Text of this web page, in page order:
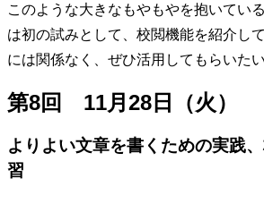
このような大きなもやもやを抱いてい
は初の試みとして、校閲機能を紹介し
には関係なく、ぜひ活用してもらいたい
第8回 11月28日（火）
よりよい文章を書くための実践
習